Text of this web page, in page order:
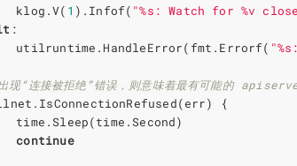
klog .V( 1 ). Infof( "%s: Watch for %v
:
utilruntime . HandleError( fmt . Errorf(
现“连接被拒绝”错误，则意味着最有可能的
. IsConnectionRefused(err)
{
time .Sleep(time .Second)
continue